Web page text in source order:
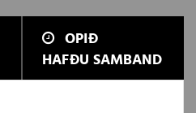
OPIÐ
HAFÐU SAMBAND